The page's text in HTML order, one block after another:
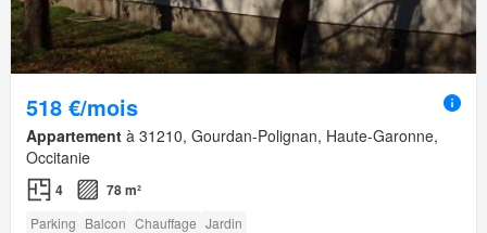
518 €/mois
Appartement à 31210, Gourdan-Polignan, Haute-Garonne,
Occitanie
4 78 m²
Parking Balcon Chauffage Jardin